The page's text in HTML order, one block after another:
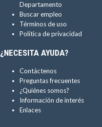
Departamento
Buscar empleo
Términos de uso
Política de privacidad
¿NECESITA AYUDA?
Contáctenos
Preguntas frecuentes
¿Quiénes somos?
Información de interés
Enlaces